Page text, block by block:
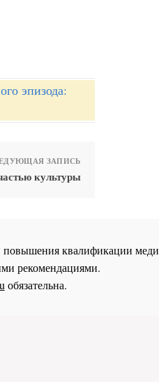
эпизода:
ЗАПИСЬ
культуры
повышения квалификации
рекомендациями.
обязательна.